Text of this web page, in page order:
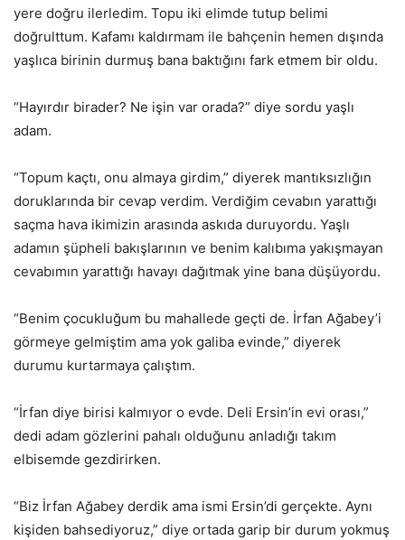
yere doğru ilerledim. Topu iki elimde tutup belimi
doğrulttum. Kafamı kaldırmam ile bahçenin hemen dışında
yaşlıca birinin durmuş bana baktığını fark etmem bir oldu.
“Hayırdır birader? Ne işin var orada?” diye sordu yaşlı
adam.
“Topum kaçtı, onu almaya girdim,” diyerek mantıksızlığın
doruklarında bir cevap verdim. Verdiğim cevabın yarattığı
saçma hava ikimizin arasında askıda duruyordu. Yaşlı
adamın şüpheli bakışlarının ve benim kalıbıma yakışmayan
cevabımın yarattığı havayı dağıtmak yine bana düşüyordu.
“Benim çocukluğum bu mahallede geçti de. İrfan Ağabey’i
görmeye gelmiştim ama yok galiba evinde,” diyerek
durumu kurtarmaya çalıştım.
“İrfan diye birisi kalmıyor o evde. Deli Ersin’in evi orası,”
dedi adam gözlerini pahalı olduğunu anladığı takım
elbisemde gezdirirken.
“Biz İrfan Ağabey derdik ama ismi Ersin’di gerçekte. Aynı
kişiden bahsediyoruz,” diye ortada garip bir durum yokmuş